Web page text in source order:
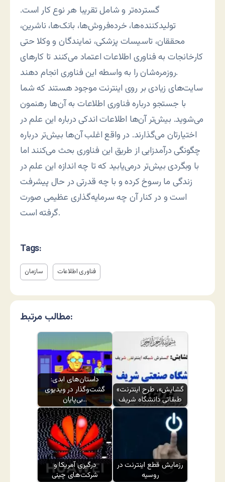
گسترده‌تر و شامل تقریبا هر نوع کار است.
تولیدکننده‌ها، خرده‌فروش‌ها، بانک‌ها، ناشرين،
محققان، تاسیسات پزشکی، نمایندگان و وکلا حتی
کارخانجات به فناوری اطلاعات اعتماد می‌کنند تا کارهای
روزمره‌شان را به واسطه اين فناوری انجام دهند.
سايت‌های زيادی بر روی اينترنت موجود هستند که شما
با جستجو درباره فناوری اطلاعات به آن‌ها رهنمون
می‌شويد. بيش‌تر آن‌ها اطلاعات اندکی درباره اين علم در
اختيارتان می‌گذارند. در واقع اغلب آن‌ها بيش‌تر درباره
چگونگی درآمدزايی از طريق اين فناوری بحث می‌کنند اما
با وبگردی بيش‌تر درمی‌یابيد که تا چه اندازه اين علم در
زندگی ما رسوخ کرده و با چه قدرتی در حال پيشرفت
است و در کنار آن چه سرمايه‌گذاری عظيمی صورت
گرفته است.
Tags:
سازمان فناوری اطلاعات
مطالب مرتبط:
داستان‌های ابدی:
گشت‌وگذار در ویدیوی
بی‌پایان…
«گشایش»، طرح اینترنت
طبقاتی دانشگاه شریف
درگیری آمریکا و
شرکت‌های چینی
رزمایش قطع اینترنت در
روسیه